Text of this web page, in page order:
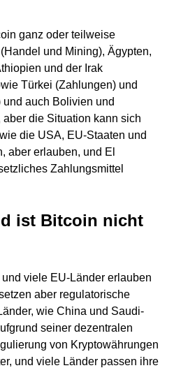
ganz oder teilweise
und Mining), Ägypten,
und der Irak
Türkei (Zahlungen) und
auch Bolivien und
die Situation kann sich
die USA, EU-Staaten und
aber erlauben, und El
Zahlungsmittel
ist Bitcoin nicht
viele EU-Länder erlauben
aber regulatorische
wie China und Saudi-
seiner dezentralen
von Kryptowährungen
und viele Länder passen ihre